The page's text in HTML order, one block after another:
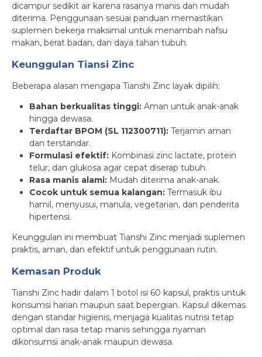
dicampur sedikit air karena rasanya manis dan mudah
diterima. Penggunaan sesuai panduan memastikan
suplemen bekerja maksimal untuk menambah nafsu
makan, berat badan, dan daya tahan tubuh.
Keunggulan Tiansi Zinc
Beberapa alasan mengapa Tianshi Zinc layak dipilih:
Bahan berkualitas tinggi: Aman untuk anak-anak
hingga dewasa.
Terdaftar BPOM (SL 112300711): Terjamin aman
dan terstandar.
Formulasi efektif: Kombinasi zinc lactate, protein
telur, dan glukosa agar cepat diserap tubuh.
Rasa manis alami: Mudah diterima anak-anak.
Cocok untuk semua kalangan: Termasuk ibu
hamil, menyusui, manula, vegetarian, dan penderita
hipertensi.
Keunggulan ini membuat Tianshi Zinc menjadi suplemen
praktis, aman, dan efektif untuk penggunaan rutin.
Kemasan Produk
Tianshi Zinc hadir dalam 1 botol isi 60 kapsul, praktis untuk
konsumsi harian maupun saat bepergian. Kapsul dikemas
dengan standar higienis, menjaga kualitas nutrisi tetap
optimal dan rasa tetap manis sehingga nyaman
dikonsumsi anak-anak maupun dewasa.